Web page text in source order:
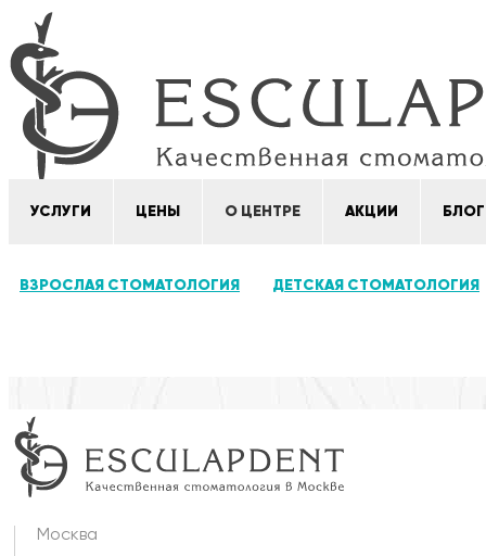
УСЛУГИ ЦЕНЫ О ЦЕНТРЕ АКЦИИ БЛОГ
ВЗРОСЛАЯ СТОМАТОЛОГИЯ ДЕТСКАЯ СТОМАТОЛОГИЯ
Москва